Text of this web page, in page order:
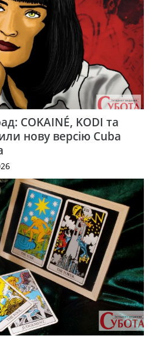
COKAINÉ, KODI та
нову версію Cuba